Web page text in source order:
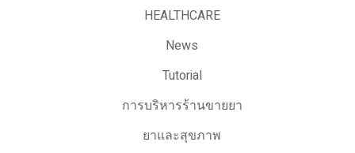
HEALTHCARE
News
Tutorial
การบริหารร้านขายยา
ยาและสุขภาพ